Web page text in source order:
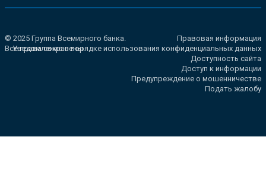
© 2025 Группа Всемирного банка.
Все права сохранены.
Правовая информация
Уведомление о порядке использования конфиденциальных данных
Доступность сайта
Доступ к информации
Предупреждение о мошенничестве
Подать жалобу